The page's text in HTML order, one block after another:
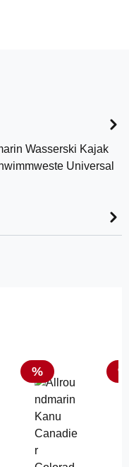
Wasserski Kajak
Universal
Rabatt
% %